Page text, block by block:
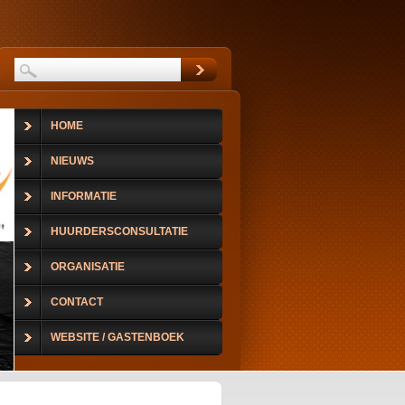
HOME
NIEUWS
INFORMATIE
HUURDERSCONSULTATIE
ORGANISATIE
CONTACT
WEBSITE / GASTENBOEK